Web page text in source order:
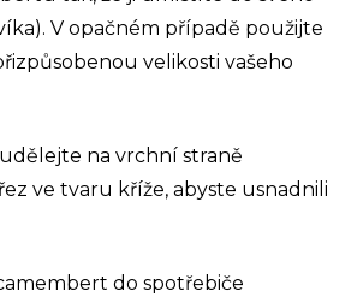
V opačném případě použijte
velikosti vašeho
na vrchní straně
ve tvaru kříže, abyste usnadnili
do spotřebiče